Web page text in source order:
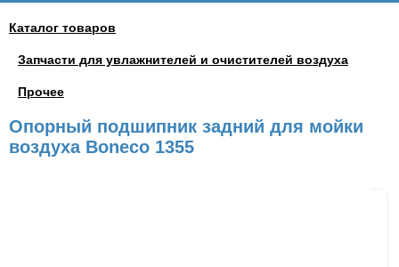
Каталог товаров
Запчасти для увлажнителей и очистителей воздуха
Прочее
Опорный подшипник задний для мойки
воздуха Boneco 1355